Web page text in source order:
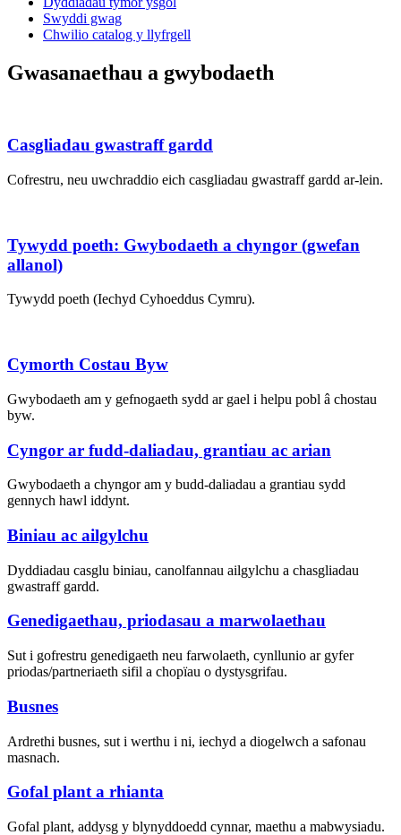
Swyddi gwag
Chwilio catalog y llyfrgell
Gwasanaethau a gwybodaeth
Casgliadau gwastraff gardd
Cofrestru, neu uwchraddio eich casgliadau gwastraff gardd ar-lein.
Tywydd poeth: Gwybodaeth a chyngor (gwefan
allanol)
Tywydd poeth (Iechyd Cyhoeddus Cymru).
Cymorth Costau Byw
Gwybodaeth am y gefnogaeth sydd ar gael i helpu pobl â chostau
byw.
Cyngor ar fudd-daliadau, grantiau ac arian
Gwybodaeth a chyngor am y budd-daliadau a grantiau sydd
gennych hawl iddynt.
Biniau ac ailgylchu
Dyddiadau casglu biniau, canolfannau ailgylchu a chasgliadau
gwastraff gardd.
Genedigaethau, priodasau a marwolaethau
Sut i gofrestru genedigaeth neu farwolaeth, cynllunio ar gyfer
priodas/partneriaeth sifil a chopïau o dystysgrifau.
Busnes
Ardrethi busnes, sut i werthu i ni, iechyd a diogelwch a safonau
masnach.
Gofal plant a rhianta
Gofal plant, addysg y blynyddoedd cynnar, maethu a mabwysiadu.